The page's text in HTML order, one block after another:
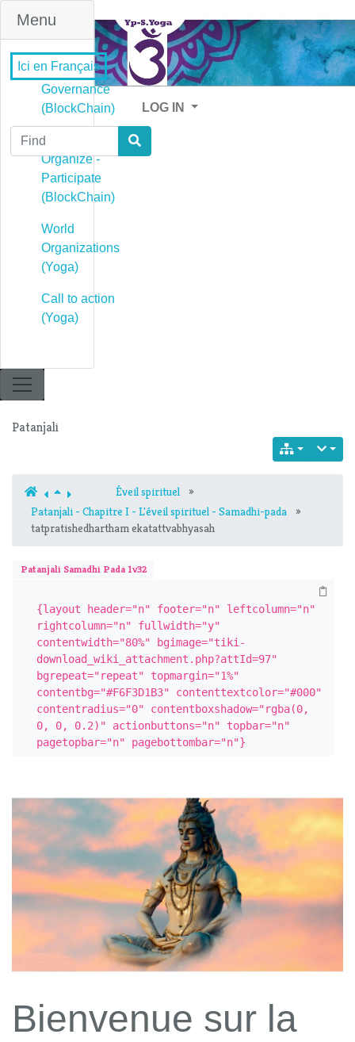
Menu
Governance
(BlockChain)
Governance -
Organize -
Participate
(BlockChain)
World
Organizations
(Yoga)
Call to action
(Yoga)
Ici en Français
LOG IN
Find
Patanjali
Éveil spirituel
»
Patanjali - Chapitre I - L'éveil spirituel - Samadhi-pada
»
tatpratishedhartham ekatattvabhyasah
Patanjali Samadhi Pada 1v32
{layout header="n" footer="n" leftcolumn="n"
rightcolumn="n" fullwidth="y"
contentwidth="80%" bgimage="tiki-
download_wiki_attachment.php?attId=97"
bgrepeat="repeat" topmargin="1%"
contentbg="#F6F3D1B3" contenttextcolor="#000"
contentradius="0" contentboxshadow="rgba(0,
0, 0, 0.2)" actionbuttons="n" topbar="n"
pagetopbar="n" pagebottombar="n"}
Bienvenue sur la